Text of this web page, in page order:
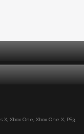
Xbox One, Xbox One X, PS3,